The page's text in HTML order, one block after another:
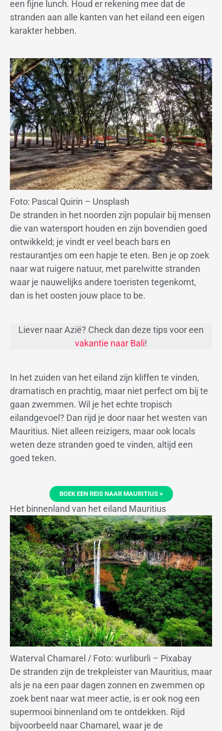
een fijne lunch. Houd er rekening mee dat de
stranden aan alle kanten van het eiland een eigen
karakter hebben.
Foto: Pascal Quirin – Unsplash
De stranden in het noorden zijn populair bij mensen
die van watersport houden en zijn bovendien goed
ontwikkeld; je vindt er veel beach bars en
restaurantjes om een hapje te eten. Ben je op zoek
naar wat ruigere natuur, met parelwitte stranden
waar je nauwelijks andere toeristen tegenkomt,
dan is het oosten jouw place to be.
Liever naar Azië? Check dan deze tips voor een
vakantie naar Bali!
In het zuiden van het eiland zijn kliffen te vinden,
dramatisch en prachtig, maar niet perfect om bij te
gaan zwemmen. Wil je het echte tropisch
eilandgevoel? Dan rijd je door naar het westen van
Mauritius. Niet alleen reizigers, maar ook locals
weten deze stranden goed te vinden, altijd een
goed teken.
BOEK EEN REIS NAAR MAURITIUS >
Het binnenland van het eiland Mauritius
Waterval Chamarel / Foto: wurliburli – Pixabay
De stranden zijn de trekpleister van Mauritius, maar
als je na een paar dagen zonnen en zwemmen op
zoek bent naar wat meer actie, is er ook nog een
supermooi binnenland om te ontdekken. Rijd
bijvoorbeeld naar Chamarel, waar je de